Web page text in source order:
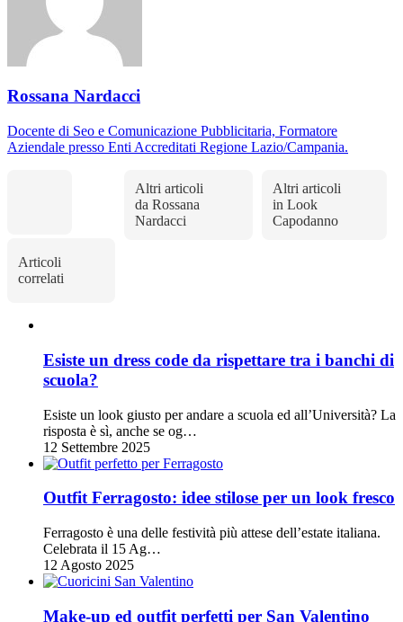
Rossana Nardacci
Docente di Seo e Comunicazione Pubblicitaria, Formatore
Aziendale presso Enti Accreditati Regione Lazio/Campania.
Articoli
correlati
Altri articoli
da Rossana
Nardacci
Altri articoli
in Look
Capodanno
Esiste un dress code da rispettare tra i banchi di
scuola?
Esiste un look giusto per andare a scuola ed all’Università? La
risposta è sì, anche se og…
12 Settembre 2025
Outfit Ferragosto: idee stilose per un look fresco
Ferragosto è una delle festività più attese dell’estate italiana.
Celebrata il 15 Ag…
12 Agosto 2025
Make-up ed outfit perfetti per San Valentino